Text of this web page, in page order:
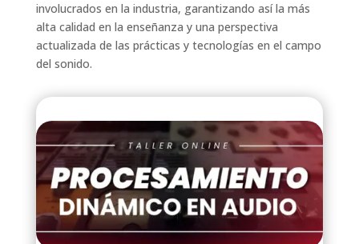
involucrados en la industria, garantizando así la más
alta calidad en la enseñanza y una perspectiva
actualizada de las prácticas y tecnologías en el campo
del sonido.